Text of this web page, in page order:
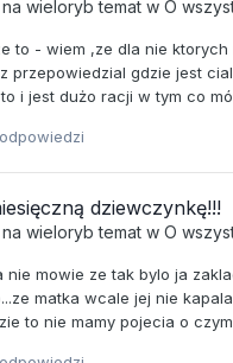
wieloryb temat w O
to - wiem ,ze dla nie
przepowiedzial gdzie jest
i jest dużo racji w tym co
dziewczynkę!!!
wieloryb temat w O
nie mowie ze tak bylo ja
matka wcale jej nie
to nie mamy pojecia o